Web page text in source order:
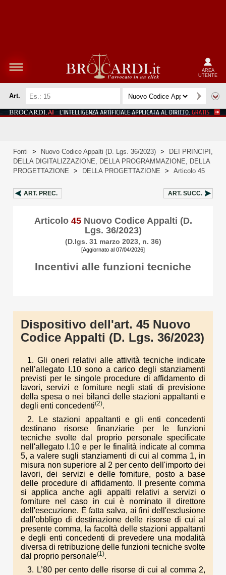
AREA
UTENTE
Art.
Fonti > Nuovo Codice Appalti (D. Lgs. 36/2023) >
DEI PRINCIPI,
DELLA DIGITALIZZAZIONE, DELLA PROGRAMMAZIONE, DELLA
PROGETTAZIONE
> DELLA PROGETTAZIONE > Articolo 45
ART. PREC. ART. SUCC.
Articolo 45Nuovo Codice Appalti (D.
Lgs. 36/2023)
(D.lgs. 31 marzo 2023, n. 36)
[Aggiornato al 07/04/2026]
Incentivi alle funzioni tecniche
Dispositivo dell'art. 45 Nuovo
Codice Appalti (D. Lgs. 36/2023)
1. Gli oneri relativi alle attività tecniche indicate
nell’allegato I.10 sono a carico degli stanziamenti
previsti per le singole procedure di affidamento di
lavori, servizi e forniture negli stati di previsione
della spesa o nei bilanci delle stazioni appaltanti e
degli enti concedenti(2).
2. Le stazioni appaltanti e gli enti concedenti
destinano risorse finanziarie per le funzioni
tecniche svolte dal proprio personale specificate
nell'allegato I.10 e per le finalità indicate al comma
5, a valere sugli stanziamenti di cui al comma 1, in
misura non superiore al 2 per cento dell'importo dei
lavori, dei servizi e delle forniture, posto a base
delle procedure di affidamento. Il presente comma
si applica anche agli appalti relativi a servizi o
forniture nel caso in cui è nominato il direttore
dell'esecuzione. È fatta salva, ai fini dell'esclusione
dall'obbligo di destinazione delle risorse di cui al
presente comma, la facoltà delle stazioni appaltanti
e degli enti concedenti di prevedere una modalità
diversa di retribuzione delle funzioni tecniche svolte
dal proprio personale(1).
3. L’80 per cento delle risorse di cui al comma 2,